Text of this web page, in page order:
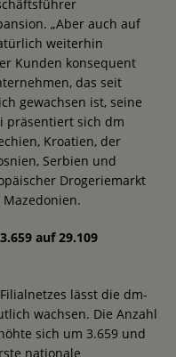
„Aber auch auf
weiterhin
Kunden konsequent
das seit
gewachsen ist, seine
präsentiert sich dm
Kroatien, der
Serbien und
Drogeriemarkt
auf 29.109
lässt die dm-
wachsen. Die Anzahl
sich um 3.659 und
nationale